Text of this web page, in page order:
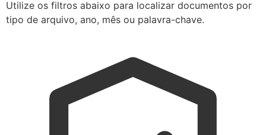
Utilize os filtros abaixo para localizar documentos por
tipo de arquivo, ano, mês ou palavra-chave.